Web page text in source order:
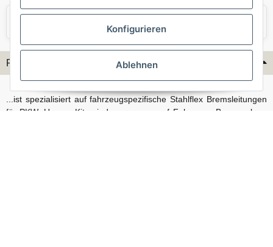
Konfigurieren
Ablehnen
Flex-Hydraulik...
...ist spezialisiert auf fahrzeugspezifische Stahlflex Bremsleitungen
für PKW. Unsere Kits sind passgenau auf Fahrzeug, Bremsanlage